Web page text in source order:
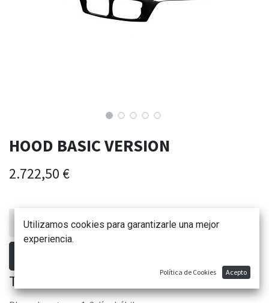
HOOD BASIC VERSION
2.722,50 €
TIEMPO DE FABRICACIÓN: 8 SEMANAS
Utilizamos cookies para garantizarle una mejor
experiencia.
Política de Cookies Acepto